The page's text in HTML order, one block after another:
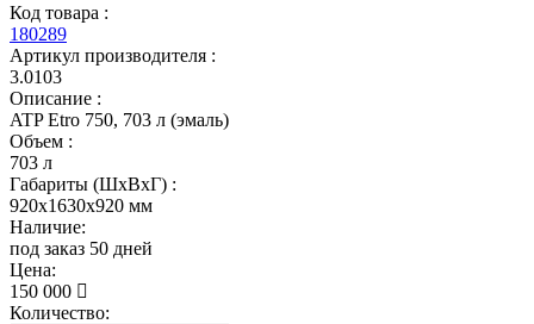
Код товара :
180289
Артикул производителя :
3.0103
Описание :
ATP Etro 750, 703 л (эмаль)
Объем :
703 л
Габариты (ШxВxГ) :
920x1630x920 мм
Наличие:
под заказ 50 дней
Цена:
150 000
Количество: